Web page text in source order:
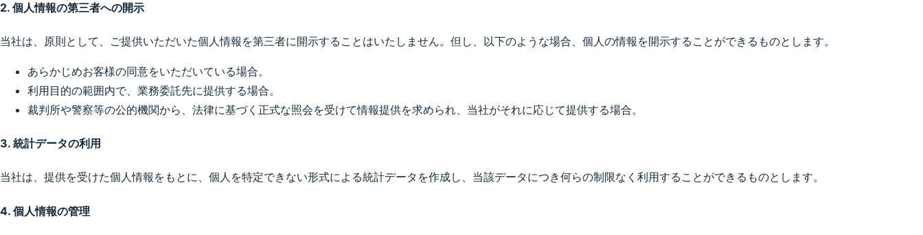
2. 個人情報の第三者への開示
当社は、原則として、ご提供いただいた個人情報を第三者に開示することはいたしません。但し、以下のような場合、個人の情報を開示することができるものとします。
あらかじめお客様の同意をいただいている場合。
利用目的の範囲内で、業務委託先に提供する場合。
裁判所や警察等の公的機関から、法律に基づく正式な照会を受けて情報提供を求められ、当社がそれに応じて提供する場合。
3. 統計データの利用
当社は、提供を受けた個人情報をもとに、個人を特定できない形式による統計データを作成し、当該データにつき何らの制限なく利用することができるものとします。
4. 個人情報の管理